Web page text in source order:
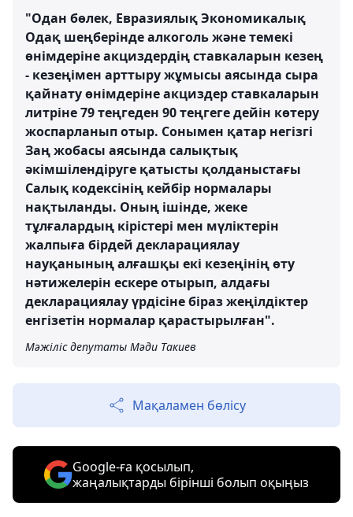
"Одан бөлек, Евразиялық Экономикалық
Одақ шеңберінде алкоголь және темекі
өнімдеріне акциздердің ставкаларын кезең
- кезеңімен арттыру жұмысы аясында сыра
қайнату өнімдеріне акциздер ставкаларын
литріне 79 теңгеден 90 теңгеге дейін көтеру
жоспарланып отыр. Сонымен қатар негізгі
Заң жобасы аясында салықтық
әкімшілендіруге қатысты қолданыстағы
Салық кодексінің кейбір нормалары
нақтыланды. Оның ішінде, жеке
тұлғалардың кірістері мен мүліктерін
жалпыға бірдей декларациялау
науқанының алғашқы екі кезеңінің өту
нәтижелерін ескере отырып, алдағы
декларациялау үрдісіне біраз жеңілдіктер
енгізетін нормалар қарастырылған".
Мәжіліс депутаты Мәди Такиев
Мақаламен бөлісу
Google-ға қосылып,
жаңалықтарды бірінші болып оқыңыз